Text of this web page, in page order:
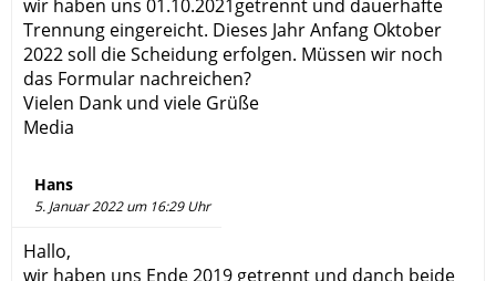
wir haben uns 01.10.2021getrennt und dauerhafte
Trennung eingereicht. Dieses Jahr Anfang Oktober
2022 soll die Scheidung erfolgen. Müssen wir noch
das Formular nachreichen?
Vielen Dank und viele Grüße
Media
Hans
5. Januar 2022 um 16:29 Uhr
Hallo,
wir haben uns Ende 2019 getrennt und danch beide